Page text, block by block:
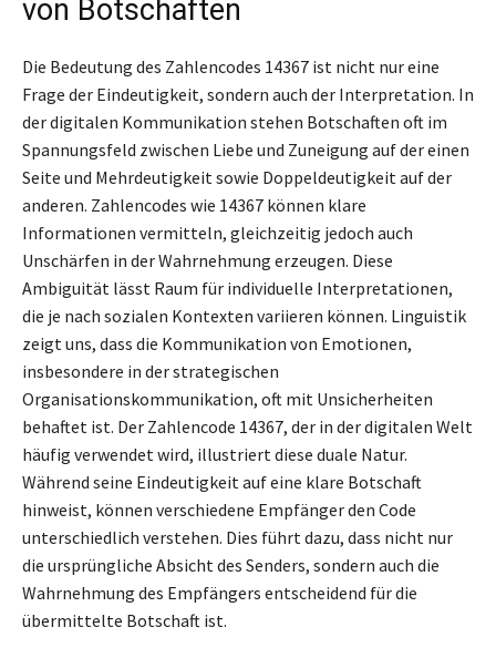
von Botschaften
Die Bedeutung des Zahlencodes 14367 ist nicht nur eine
Frage der Eindeutigkeit, sondern auch der Interpretation. In
der digitalen Kommunikation stehen Botschaften oft im
Spannungsfeld zwischen Liebe und Zuneigung auf der einen
Seite und Mehrdeutigkeit sowie Doppeldeutigkeit auf der
anderen. Zahlencodes wie 14367 können klare
Informationen vermitteln, gleichzeitig jedoch auch
Unschärfen in der Wahrnehmung erzeugen. Diese
Ambiguität lässt Raum für individuelle Interpretationen,
die je nach sozialen Kontexten variieren können. Linguistik
zeigt uns, dass die Kommunikation von Emotionen,
insbesondere in der strategischen
Organisationskommunikation, oft mit Unsicherheiten
behaftet ist. Der Zahlencode 14367, der in der digitalen Welt
häufig verwendet wird, illustriert diese duale Natur.
Während seine Eindeutigkeit auf eine klare Botschaft
hinweist, können verschiedene Empfänger den Code
unterschiedlich verstehen. Dies führt dazu, dass nicht nur
die ursprüngliche Absicht des Senders, sondern auch die
Wahrnehmung des Empfängers entscheidend für die
übermittelte Botschaft ist.